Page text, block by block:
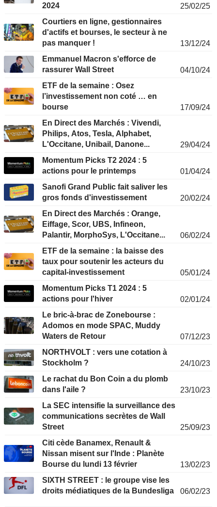
2024
25/02/25
Courtiers en ligne, gestionnaires
d'actifs et bourses, le secteur à ne
pas manquer !
13/12/24
Emmanuel Macron s'efforce de
rassurer Wall Street
04/10/24
ETF de la semaine : Osez
l’investissement non coté … en
bourse
17/09/24
En Direct des Marchés : Vivendi,
Philips, Atos, Tesla, Alphabet,
L'Occitane, Unibail, Danone...
29/04/24
Momentum Picks T2 2024 : 5
actions pour le printemps
01/04/24
Sanofi Grand Public fait saliver les
gros fonds d'investissement
20/02/24
En Direct des Marchés : Orange,
Eiffage, Scor, UBS, Infineon,
Palantir, MorphoSys, L'Occitane...
06/02/24
ETF de la semaine : la baisse des
taux pour soutenir les acteurs du
capital-investissement
05/01/24
Momentum Picks T1 2024 : 5
actions pour l'hiver
02/01/24
Le bric-à-brac de Zonebourse :
Adomos en mode SPAC, Muddy
Waters de Retour
07/12/23
NORTHVOLT : vers une cotation à
Stockholm ?
24/10/23
Le rachat du Bon Coin a du plomb
dans l'aile ?
23/10/23
La SEC intensifie la surveillance des
communications secrètes de Wall
Street
25/09/23
Citi cède Banamex, Renault &
Nissan misent sur l'Inde : Planète
Bourse du lundi 13 février
13/02/23
SIXTH STREET : le groupe vise les
droits médiatiques de la Bundesliga
06/02/23